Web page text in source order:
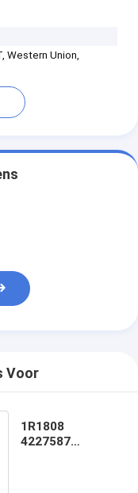
Western Union,
Voor
1R1808
4227587